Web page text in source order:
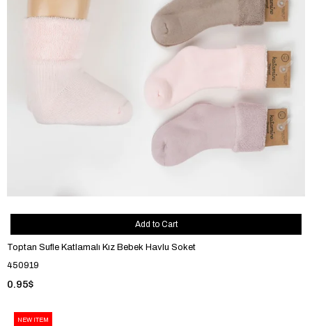
Toptan Sufle Katlamalı Kız Bebek Havlu Soket
450919
0.95$
Add to Cart
NEW ITEM